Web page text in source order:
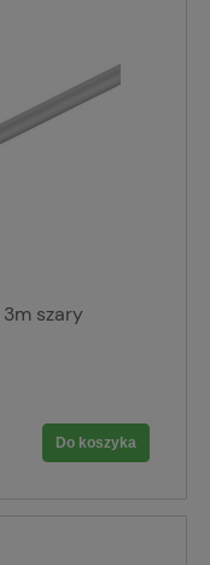
szary
Do koszyka